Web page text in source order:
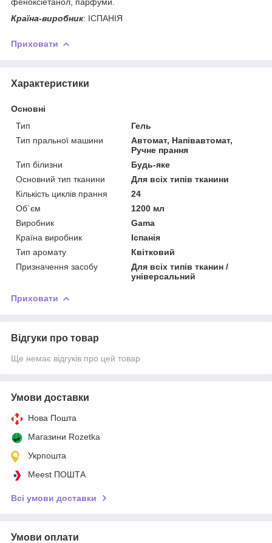
Країна-виробник: ІСПАНІЯ
Приховати
Характеристики
Основні
Тип
Гель
Тип пральної машини
Автомат, Напівавтомат,
Ручне прання
Тип білизни
Будь-яке
Основний тип тканини
Для всіх типів тканини
Кількість циклів прання
24
Об`єм
1200 мл
Виробник
Gama
Країна виробник
Іспанія
Тип аромату
Квітковий
Призначення засобу
Для всіх типів тканин /
універсальний
Приховати
Відгуки про товар
Ще немає відгуків про цей товар
Умови доставки
Нова Пошта
Магазини Rozetka
Укрпошта
Meest ПОШТА
Всі умови доставки
Умови оплати